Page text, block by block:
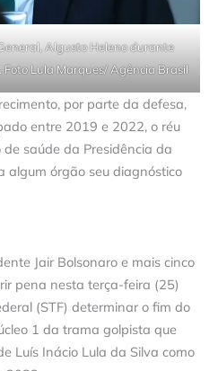
Algusto Heleno durante
Foto Lula Marques/ Agência Brasil
por parte da defesa,
entre 2019 e 2022, o réu
saúde da Presidência da
algum órgão seu diagnóstico
Jair Bolsonaro e mais cinco
pena nesta terça-feira (25)
(STF) determinar o fim do
1 da trama golpista que
Luís Inácio Lula da Silva como